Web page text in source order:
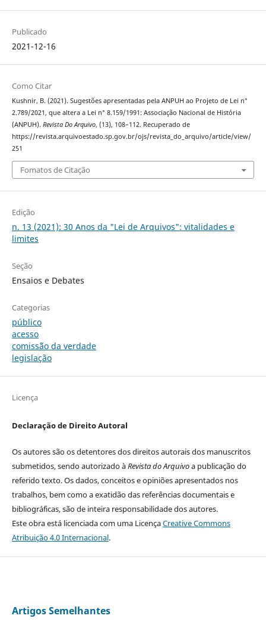
Publicado
2021-12-16
Como Citar
Kushnir, B. (2021). Sugestões apresentadas pela ANPUH ao Projeto de Lei n°
2.789/2021, que altera a Lei n° 8.159/1991: Associação Nacional de História
(ANPUH). Revista Do Arquivo, (13), 108–112. Recuperado de
https://revista.arquivoestado.sp.gov.br/ojs/revista_do_arquivo/article/view/
251
Fomatos de Citação
Edição
n. 13 (2021): 30 Anos da "Lei de Arquivos": vitalidades e
limites
Seção
Ensaios e Debates
Categorias
público
acesso
comiss˜ão da verdade
legislação
Licença
Declaração de Direito Autoral
Os autores são os detentores dos direitos autorais dos manuscritos
submetidos, sendo autorizado àRevista do Arquivoa publicação do
referido texto. Os dados, conceitos e opiniões apresentados nos
trabalhos, bem como a exatidão das referências documentais e
bibliográficas, são de inteira responsabilidade dos autores.
Este obra está licenciada com uma LicençaCreative Commons
Atribuição 4.0 Internacional.
Artigos Semelhantes